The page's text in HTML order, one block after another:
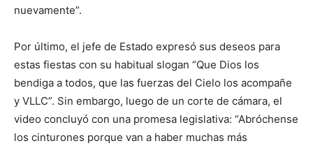
nuevamente”.
Por último, el jefe de Estado expresó sus deseos para
estas fiestas con su habitual slogan “Que Dios los
bendiga a todos, que las fuerzas del Cielo los acompañe
y VLLC”. Sin embargo, luego de un corte de cámara, el
video concluyó con una promesa legislativa: “Abróchense
los cinturones porque van a haber muchas más